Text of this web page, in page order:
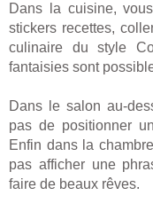
Dans la cuisine,
stickers recettes,
culinaire du style
fantaisies sont
Dans le salon au-
pas de positionner
Enfin dans la
pas afficher une
faire de beaux rêves.